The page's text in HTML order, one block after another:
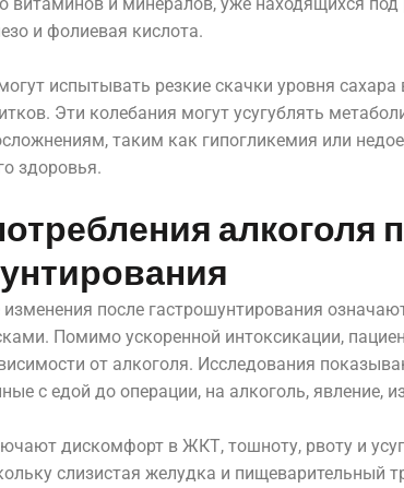
и фолиевая кислота.
испытывать резкие скачки уровня
Эти колебания могут усугублять
таким как гипогликемия или
здоровья.
алкоголя
после гастрошунтирования
Помимо ускоренной интоксикации,
от алкоголя. Исследования
с едой до операции, на алкоголь, явление,
дискомфорт в ЖКТ, тошноту, рвоту и
слизистая желудка и пищеварительный